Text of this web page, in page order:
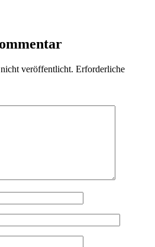
veröffentlicht. Erforderliche